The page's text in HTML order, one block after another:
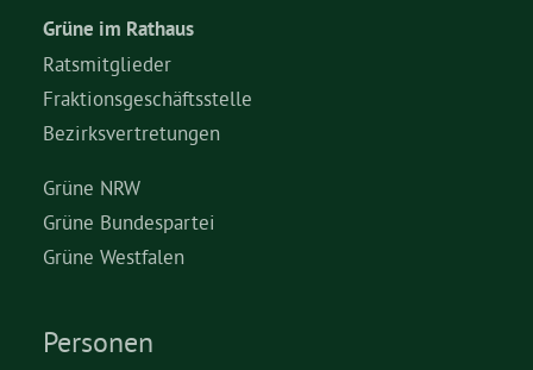
Kontakt
Grüne im Rathaus
Ratsmitglieder
Fraktionsgeschäftsstelle
Bezirksvertretungen
Grüne NRW
Grüne Bundespartei
Grüne Westfalen
Personen